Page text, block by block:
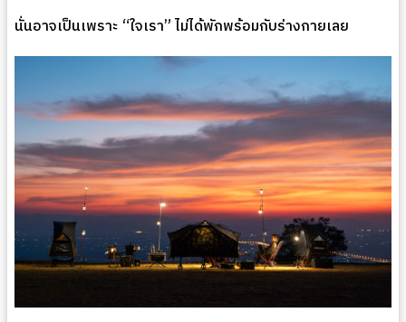
นั่นอาจเป็นเพราะ “ใจเรา” ไม่ได้พักพร้อมกับร่างกายเลย